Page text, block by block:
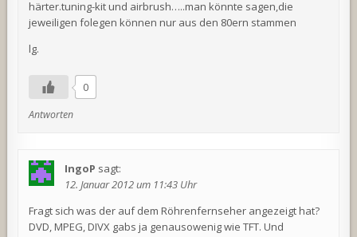
härter.tuning-kit und airbrush…..man könnte sagen,die
jeweiligen folegen können nur aus den 80ern stammen
lg.
0
Antworten
IngoP sagt:
12. Januar 2012 um 11:43 Uhr
Fragt sich was der auf dem Röhrenfernseher angezeigt hat?
DVD, MPEG, DIVX gabs ja genausowenig wie TFT. Und